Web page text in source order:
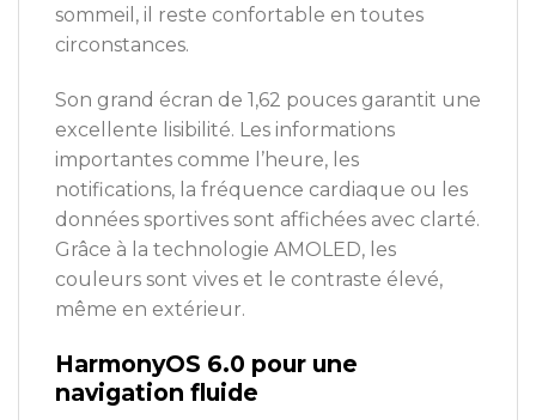
sommeil, il reste confortable en toutes
circonstances.
Son grand écran de 1,62 pouces garantit une
excellente lisibilité. Les informations
importantes comme l’heure, les
notifications, la fréquence cardiaque ou les
données sportives sont affichées avec clarté.
Grâce à la technologie AMOLED, les
couleurs sont vives et le contraste élevé,
même en extérieur.
HarmonyOS 6.0 pour une
navigation fluide